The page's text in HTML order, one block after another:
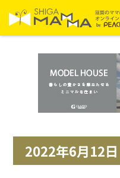
2022年6月12日